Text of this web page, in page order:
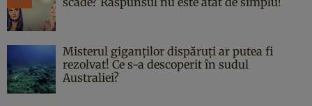
Misterul giganților dispăruți ar putea fi
rezolvat! Ce s-a descoperit în sudul
Australiei?